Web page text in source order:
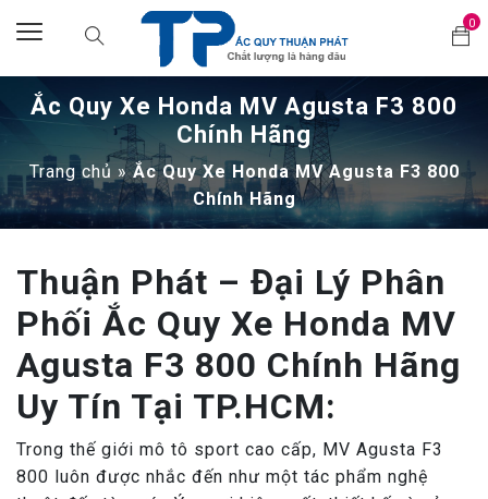
0
Ắc Quy Xe Honda MV Agusta F3 800
Chính Hãng
Trang chủ »Ắc Quy Xe Honda MV Agusta F3 800
Chính Hãng
Thuận Phát – Đại Lý Phân
Phối Ắc Quy Xe Honda MV
Agusta F3 800 Chính Hãng
Uy Tín Tại TP.HCM:
Trong thế giới mô tô sport cao cấp, MV Agusta F3
800 luôn được nhắc đến như một tác phẩm nghệ